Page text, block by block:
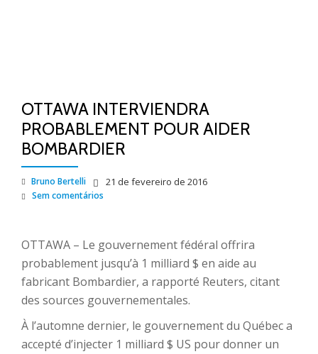
OTTAWA INTERVIENDRA
PROBABLEMENT POUR AIDER
BOMBARDIER
Bruno Bertelli 21 de fevereiro de 2016
Sem comentários
OTTAWA – Le gouvernement fédéral offrira
probablement jusqu’à 1 milliard $ en aide au
fabricant Bombardier, a rapporté Reuters, citant
des sources gouvernementales.
À l’automne dernier, le gouvernement du Québec a
accepté d’injecter 1 milliard $ US pour donner un